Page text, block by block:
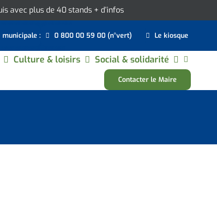
avec plus de 40 stands + d’infos
: 0 800 00 59 00 (n°vert) Le kiosque
Culture & loisirs Social & solidarité
Contacter le Maire